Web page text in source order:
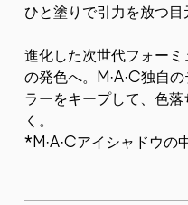
ひと塗りで引力を放つ目
進化した次世代フォー
の発色へ。M·A·C独自
ラーをキープして、色落
く。
*M·A·Cアイシャドウの